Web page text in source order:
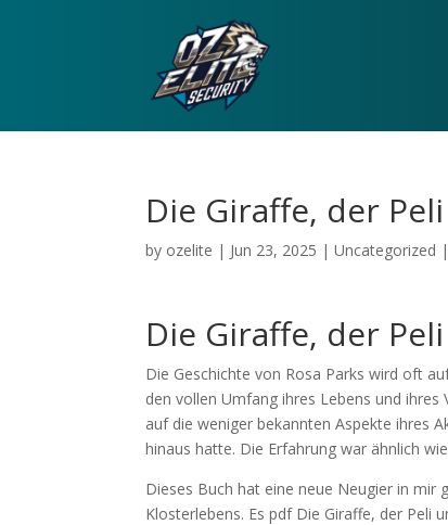
Die Giraffe, der
by ozelite | Jun 23, 2025 |Uncategorized |
Die Giraffe, der
Die Geschichte von Rosa Parks wird oft
den vollen Umfang ihres Lebens und
auf die weniger bekannten Aspekte ihres
hinaus hatte. Die Erfahrung war ähnlich
Dieses Buch hat eine neue Neugier in mir
Klosterlebens. Es pdf Die Giraffe, der Peli